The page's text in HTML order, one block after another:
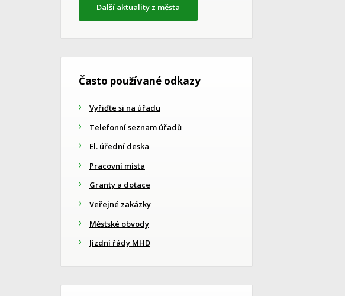
Další aktuality z města
Často používané odkazy
Vyřiďte si na úřadu
Telefonní seznam úřadů
El. úřední deska
Pracovní místa
Granty a dotace
Veřejné zakázky
Městské obvody
Jízdní řády MHD